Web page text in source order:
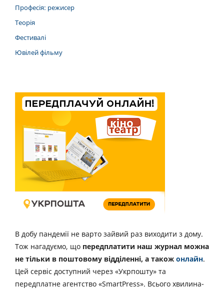
Професія: режисер
Теорія
Фестивалі
Ювілей фільму
В добу пандемії не варто зайвий раз виходити з дому.
Тож нагадуємо, що передплатити наш журнал можна
не тільки в поштовому відділенні, а також онлайн.
Цей сервіс доступний через «Укрпошту» та
передплатне агентство «SmartPress». Всього хвилина-